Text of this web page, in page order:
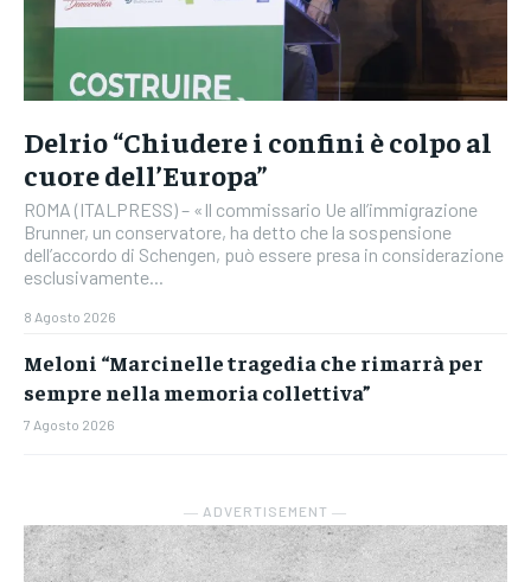
Delrio “Chiudere i confini è colpo al
cuore dell’Europa”
ROMA (ITALPRESS) – «Il commissario Ue all’immigrazione
Brunner, un conservatore, ha detto che la sospensione
dell’accordo di Schengen, può essere presa in considerazione
esclusivamente...
8 Agosto 2026
Meloni “Marcinelle tragedia che rimarrà per
sempre nella memoria collettiva”
7 Agosto 2026
― ADVERTISEMENT ―